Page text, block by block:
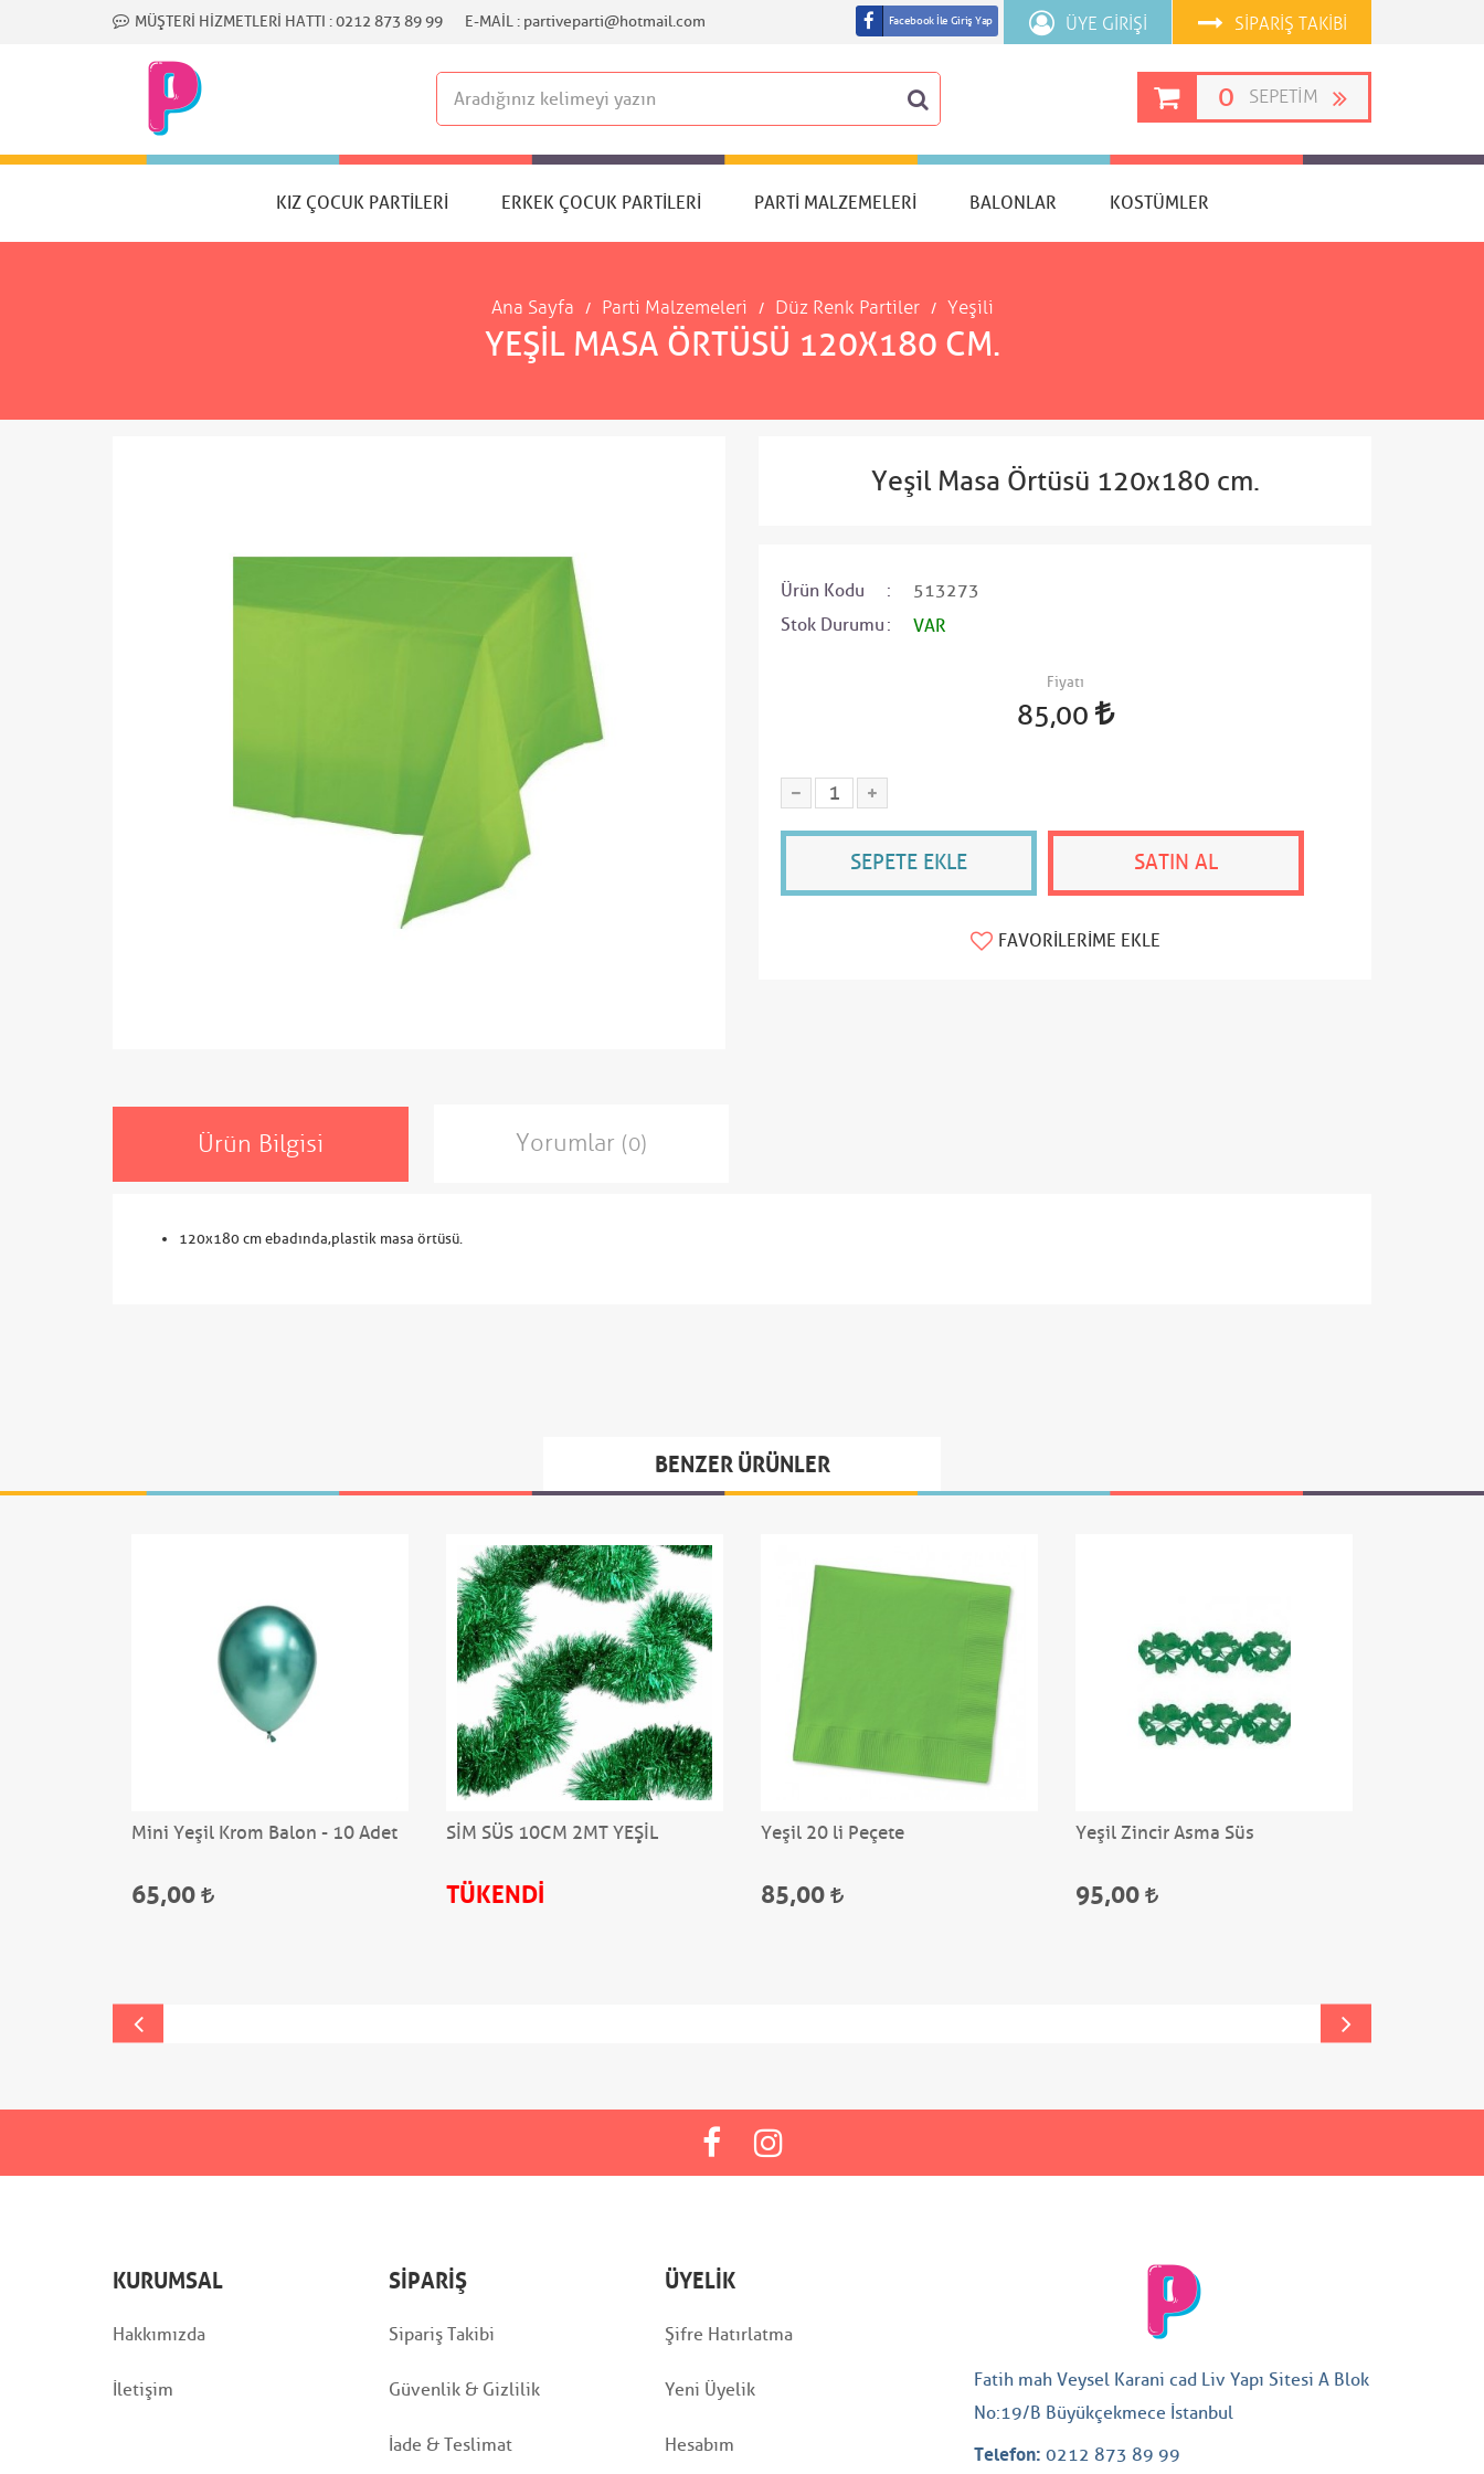
MÜŞTERI HIZMETLERI HATTI :0212 873 89 99 E-MAIL : partiveparti@hotmail.com SIPARIŞ TAKIBI
ÜYE GIRIŞI
Facebook İle Giriş Yap
0 SEPETIM
KIZ ÇOCUK PARTILERI ERKEK ÇOCUK PARTILERI PARTI MALZEMELERI BALONLAR KOSTÜMLER
Ana Sayfa Parti Malzemeleri Düz Renk Partiler Yeşili
YEŞIL MASA ÖRTÜSÜ 120X180 CM.
Yeşil Masa Örtüsü 120x180 cm.
Ürün Kodu
513273
Stok Durumu
VAR
Fiyatı
85,00
SEPETE EKLE SATIN AL
FAVORILERIME EKLE
Ürün Bilgisi Yorumlar (0)
120x180 cm ebadında,plastik masa örtüsü.
BENZER ÜRÜNLER
Mini Yeşil Krom Balon - 10 Adet
65,00
SİM SÜS 10CM 2MT YEŞİL
TÜKENDİ
Yeşil 20 li Peçete
85,00
Yeşil Zincir Asma Süs
95,00
KURUMSAL
Hakkımızda
İletişim
SIPARIŞ
Sipariş Takibi
Güvenlik & Gizlilik
İade & Teslimat
ÜYELIK
Şifre Hatırlatma
Yeni Üyelik
Hesabım
Fatih mah Veysel Karani cad Liv Yapı Sitesi A Blok
No:19/B Büyükçekmece İstanbul
Telefon: 0212 873 89 99